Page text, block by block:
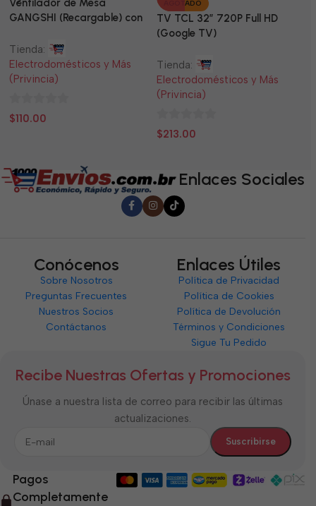
Ventilador de Mesa
GANGSHI (Recargable) con
Tienda:
Electrodomésticos y Más
(Privincia)
0
$110.00
AGOTADO
TV TCL 32” 720P Full HD
(Google TV)
Tienda:
Electrodomésticos y Más
(Privincia)
0
$213.00
Enlaces Sociales
Conócenos
Sobre Nosotros
Preguntas Frecuentes
Nuestros Socios
Contáctanos
Enlaces Útiles
Política de Privacidad
Política de Cookies
Política de Devolución
Términos y Condiciones
Sigue Tu Pedido
Recibe Nuestras Ofertas y Promociones
Únase a nuestra lista de correo para recibir las últimas
actualizaciones.
Pagos
Completamente